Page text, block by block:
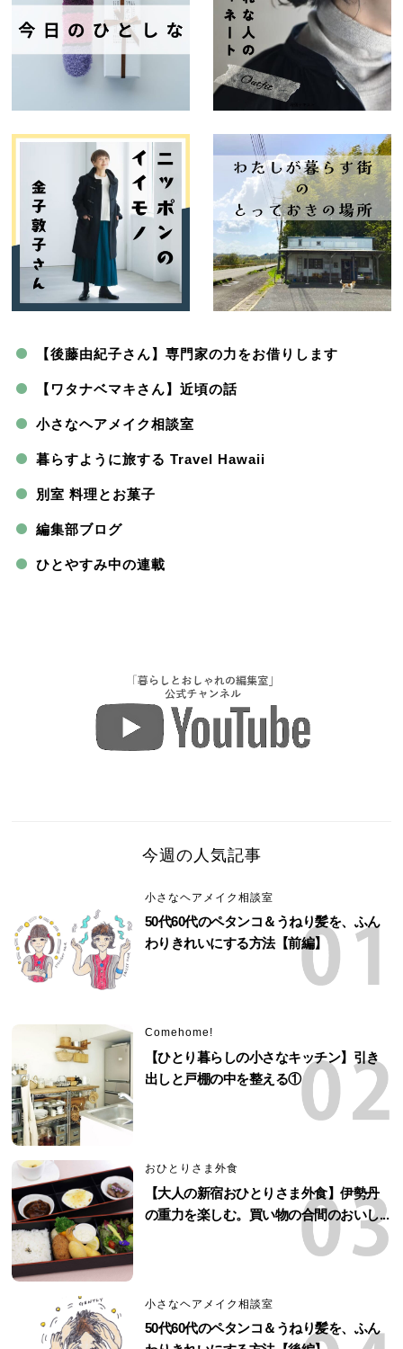
【後藤由紀子さん】専門家の力をお借りします
【ワタナベマキさん】近頃の話
小さなヘアメイク相談室
暮らすように旅する Travel Hawaii
別室 料理とお菓子
編集部ブログ
ひとやすみ中の連載
今週の人気記事
小さなヘアメイク相談室
50代60代のペタンコ＆うねり髪を、ふん
わりきれいにする方法【前編】
Comehome!
【ひとり暮らしの小さなキッチン】引き
出しと戸棚の中を整える①
おひとりさま外食
【大人の新宿おひとりさま外食】伊勢丹
の重力を楽しむ。買い物の合間のおいし...
小さなヘアメイク相談室
50代60代のペタンコ＆うねり髪を、ふん